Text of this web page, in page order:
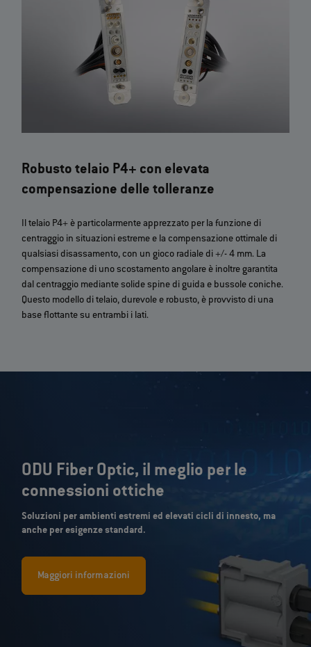
Robusto telaio P4+ con elevata
compensazione delle tolleranze
Il telaio P4+ è particolarmente apprezzato per la funzione di
centraggio in situazioni estreme e la compensazione ottimale di
qualsiasi disassamento, con un gioco radiale di +/- 4 mm. La
compensazione di uno scostamento angolare è inoltre garantita
dal centraggio mediante solide spine di guida e bussole coniche.
Questo modello di telaio, durevole e robusto, è provvisto di una
base flottante su entrambi i lati.
ODU Fiber Optic, il meglio per le
connessioni ottiche
Soluzioni per ambienti estremi ed elevati cicli di innesto, ma
anche per esigenze standard.
Maggiori informazioni